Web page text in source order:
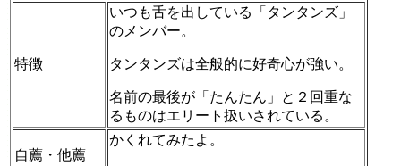
特徴
いつも舌を出している「タンタンズ」
のメンバー。
タンタンズは全般的に好奇心が強い。
名前の最後が「たんたん」と２回重な
るものはエリート扱いされている。
自薦・他薦
かくれてみたよ。